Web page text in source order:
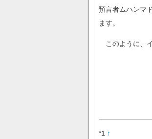
預言者ムハンマ
ます。
このように、
*1 ↑